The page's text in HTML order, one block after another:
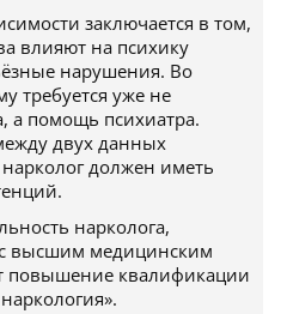
заключается в том,
влияют на психику
нарушения. Во
требуется уже не
а помощь психиатра.
двух данных
должен иметь
нарколога,
высшим медицинским
повышение квалификации